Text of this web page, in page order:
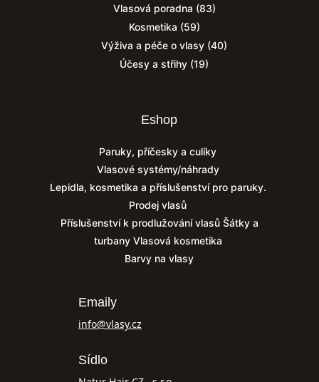
Vlasová poradna (83)
Kosmetika (59)
Výživa a péče o vlasy (40)
Účesy a střihy (19)
Eshop
Paruky, příčesky a culíky
Vlasové systémy/náhrady
Lepidla, kosmetika a příslušenství pro paruky.
Prodej vlasů
Příslušenství k prodlužování vlasů Šátky a
turbany Vlasová kosmetika
Barvy na vlasy
Emaily
info@vlasy.cz
Sídlo